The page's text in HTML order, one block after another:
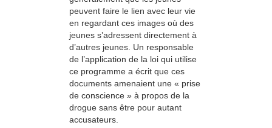
peuvent faire le lien avec leur vie
en regardant ces images où des
jeunes s’adressent directement à
d’autres jeunes. Un responsable
de l’application de la loi qui utilise
ce programme a écrit que ces
documents amenaient une « prise
de conscience » à propos de la
drogue sans être pour autant
accusateurs.